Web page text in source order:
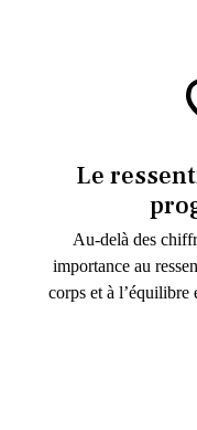
Le
Au-delà des
importance au
corps et à l’équilibre